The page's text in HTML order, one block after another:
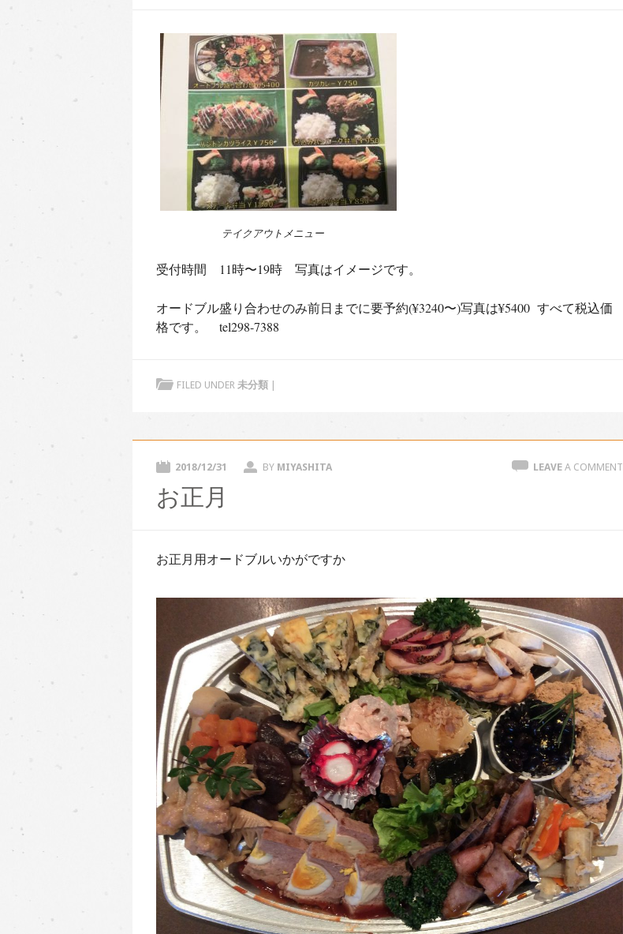
テイクアウトメニュー
受付時間 11時〜19時 写真はイメージです。
オードブル盛り合わせのみ前日までに要予約(¥3240〜)写真は¥5400 すべて税込価
格です。 tel298-7388
FILED UNDER 未分類
2018/12/31 BY MIYASHITA LEAVE A COMMENT
お正月
お正月用オードブルいかがですか